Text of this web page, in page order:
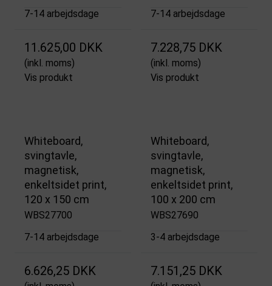
7-14 arbejdsdage
11.625,00 DKK
(inkl. moms)
Vis produkt
7-14 arbejdsdage
7.228,75 DKK
(inkl. moms)
Vis produkt
Whiteboard,
svingtavle,
magnetisk,
enkeltsidet print,
120 x 150 cm
WBS27700
7-14 arbejdsdage
6.626,25 DKK
Whiteboard,
svingtavle,
magnetisk,
enkeltsidet print,
100 x 200 cm
WBS27690
3-4 arbejdsdage
7.151,25 DKK